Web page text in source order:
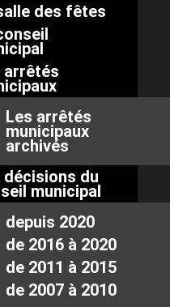
des fêtes
arrêtés
Les arrêtés
municipaux
archivés
décisions du
municipal
depuis 2020
de 2016 à 2020
de 2011 à 2015
de 2007 à 2010